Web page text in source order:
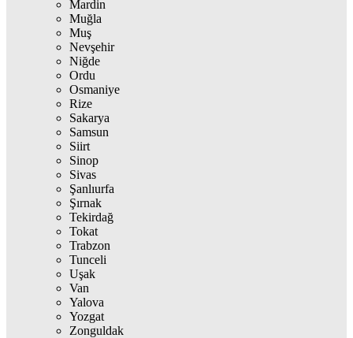
Mardin
Muğla
Muş
Nevşehir
Niğde
Ordu
Osmaniye
Rize
Sakarya
Samsun
Siirt
Sinop
Sivas
Şanlıurfa
Şırnak
Tekirdağ
Tokat
Trabzon
Tunceli
Uşak
Van
Yalova
Yozgat
Zonguldak